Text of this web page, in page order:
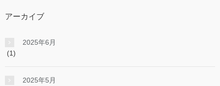
アーカイブ
2025年6月
(1)
2025年5月